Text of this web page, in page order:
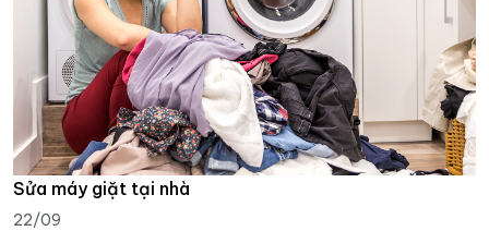
Sửa máy giặt tại nhà
22/09